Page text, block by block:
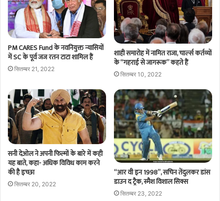
PM CARES Fund के नवनियुक्त न्यासियों
में SC के पूर्व जज रतन टाटा शामिल हैं
सितम्बर 21, 2022
शाही समारोह में नामित राजा, चार्ल्स कर्तव्यों
के “गहराई से जागरूक” कहते हैं
सितम्बर 10, 2022
सनी देओल ने अपनी फिल्मों के बारे में कही
यह बाते, कहा- अधिक विविध काम करने
की है इच्छा
सितम्बर 20, 2022
“आर वी इन 1998”, सचिन तेंदुलकर डांस
डाउन द ट्रैक, स्मैश विशाल सिक्स
सितम्बर 23, 2022